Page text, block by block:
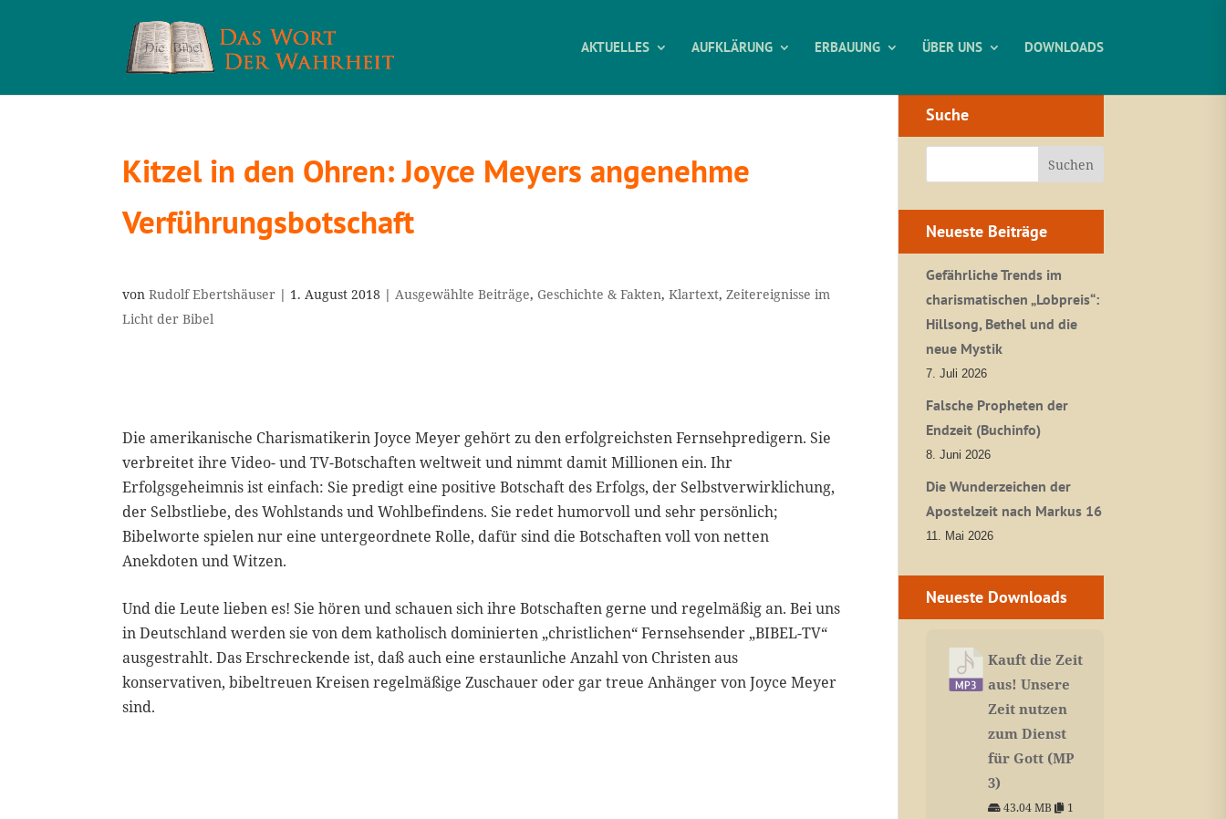
AKTUELLES AUFKLÄRUNG ERBAUUNG ÜBER UNS DOWNLOADS
Kitzel in den Ohren: Joyce Meyers angenehme
Verführungsbotschaft
vonRudolf Ebertshäuser | 1. August 2018 |Ausgewählte Beiträge,Geschichte & Fakten,Klartext,Zeitereignisse im
Licht der Bibel
Die amerikanische Charismatikerin Joyce Meyer gehört zu den erfolgreichsten Fernsehpredigern. Sie
verbreitet ihre Video- und TV-Botschaften weltweit und nimmt damit Millionen ein. Ihr
Erfolgsgeheimnis ist einfach: Sie predigt eine positive Botschaft des Erfolgs, der Selbstverwirklichung,
der Selbstliebe, des Wohlstands und Wohlbefindens. Sie redet humorvoll und sehr persönlich;
Bibelworte spielen nur eine untergeordnete Rolle, dafür sind die Botschaften voll von netten
Anekdoten und Witzen.
Und die Leute lieben es! Sie hören und schauen sich ihre Botschaften gerne und regelmäßig an. Bei uns
in Deutschland werden sie von dem katholisch dominierten „christlichen“ Fernsehsender „BIBEL-TV“
ausgestrahlt. Das Erschreckende ist, daß auch eine erstaunliche Anzahl von Christen aus
konservativen, bibeltreuen Kreisen regelmäßige Zuschauer oder gar treue Anhänger von Joyce Meyer
sind.
Suche
Neueste Beiträge
Gefährliche Trends im
charismatischen „Lobpreis“:
Hillsong, Bethel und die
neue Mystik
7. Juli 2026
Falsche Propheten der
Endzeit (Buchinfo)
8. Juni 2026
Die Wunderzeichen der
Apostelzeit nach Markus 16
11. Mai 2026
Neueste Downloads
Kauft die Zeit
aus! Unsere
Zeit nutzen
zum Dienst
für Gott (MP
3)
43.04 MB
1